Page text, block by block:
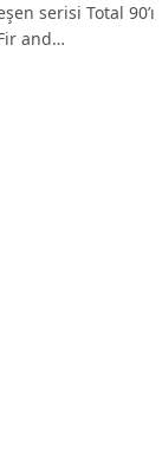
serisi Total 90’ı
and…